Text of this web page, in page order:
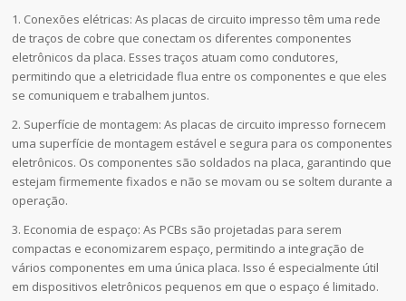
1. Conexões elétricas: As placas de circuito impresso têm uma rede
de traços de cobre que conectam os diferentes componentes
eletrônicos da placa. Esses traços atuam como condutores,
permitindo que a eletricidade flua entre os componentes e que eles
se comuniquem e trabalhem juntos.
2. Superfície de montagem: As placas de circuito impresso fornecem
uma superfície de montagem estável e segura para os componentes
eletrônicos. Os componentes são soldados na placa, garantindo que
estejam firmemente fixados e não se movam ou se soltem durante a
operação.
3. Economia de espaço: As PCBs são projetadas para serem
compactas e economizarem espaço, permitindo a integração de
vários componentes em uma única placa. Isso é especialmente útil
em dispositivos eletrônicos pequenos em que o espaço é limitado.